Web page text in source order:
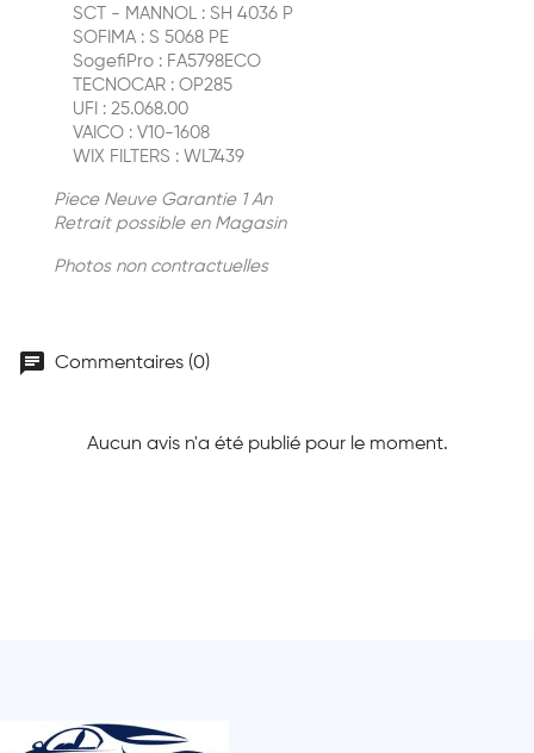
SCT - MANNOL : SH 4036 P
SOFIMA : S 5068 PE
SogefiPro : FA5798ECO
TECNOCAR : OP285
UFI : 25.068.00
VAICO : V10-1608
WIX FILTERS : WL7439
Piece Neuve Garantie 1 An
Retrait possible en Magasin
Photos non contractuelles
chat Commentaires (0)
Aucun avis n'a été publié pour le moment.